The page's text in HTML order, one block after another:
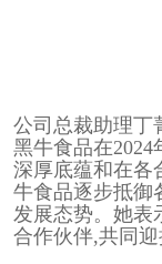
公司总裁助理丁
黑牛食品在
深厚底蕴和在各
牛食品逐步抵御
发展态势。她表
合作伙伴,共同迎